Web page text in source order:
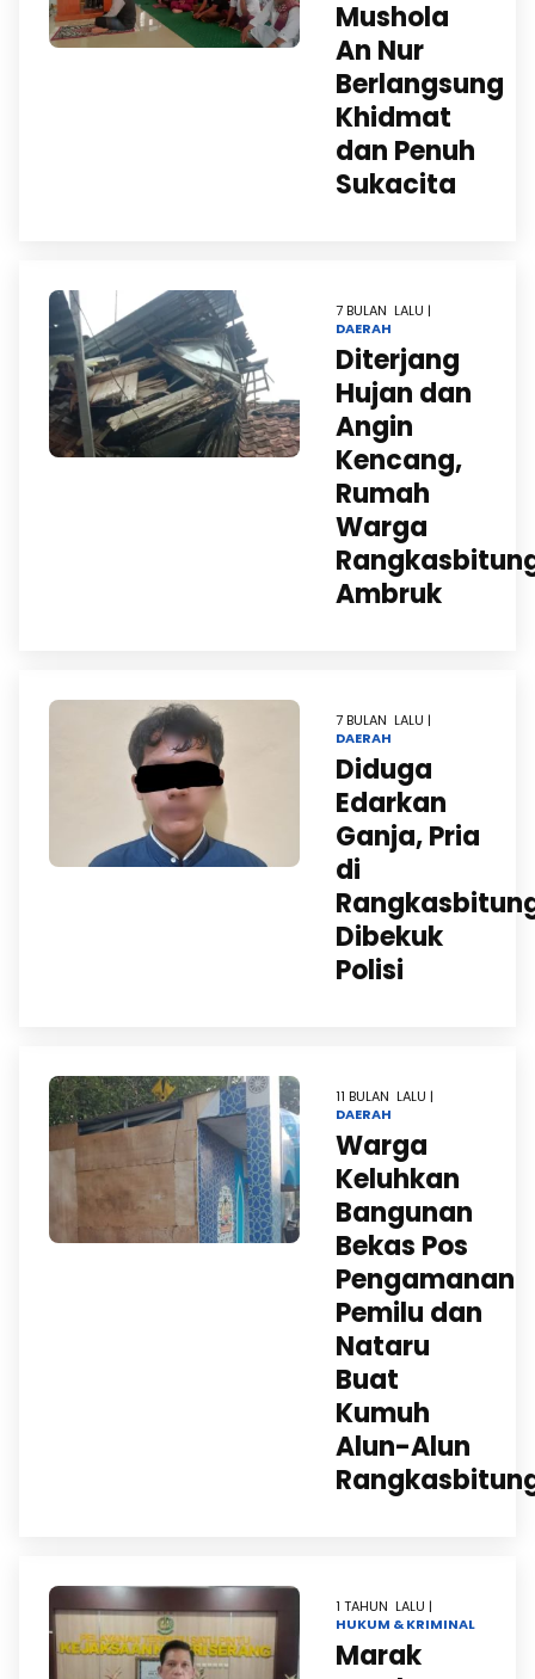
Mushola
An Nur
Berlangsung
Khidmat
dan Penuh
Sukacita
7 BULAN LALU |
DAERAH
Diterjang
Hujan dan
Angin
Kencang,
Rumah
Warga
Ambruk
7 BULAN LALU |
DAERAH
Diduga
Edarkan
Ganja, Pria
di
Dibekuk
Polisi
11 BULAN LALU |
DAERAH
Warga
Keluhkan
Bangunan
Bekas Pos
Pengamanan
Pemilu dan
Nataru
Buat
Kumuh
Alun-Alun
1 TAHUN LALU |
HUKUM & KRIMINAL
Marak